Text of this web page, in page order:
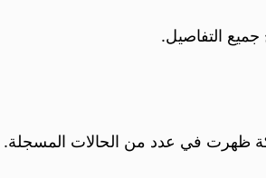
التفاصيل.
ظهرت في عدد من الحالات المسجلة.